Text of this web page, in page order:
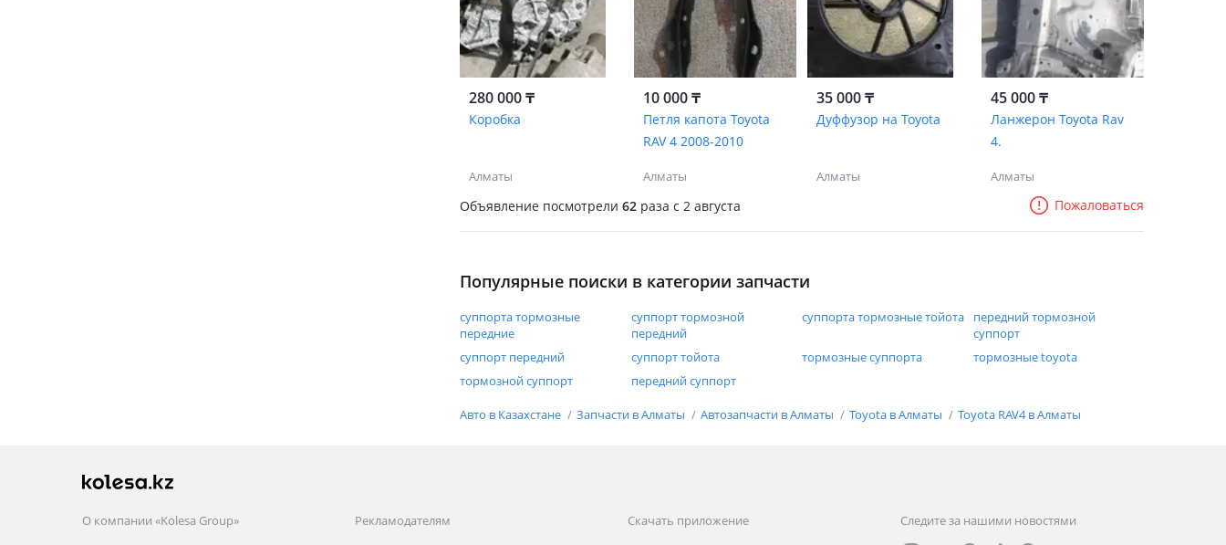
280 000 ₸
Коробка
Алматы
10 000 ₸
Петля капота Toyota
RAV 4 2008-2010
Алматы
35 000 ₸
Дуффузор на Toyota
Алматы
45 000 ₸
Ланжерон Toyota Rav
4.
Алматы
Объявление посмотрели 62 раза c 2 августа Пожаловаться
Популярные поиски в категории запчасти
суппорта тормозные
передние
суппорт тормозной
передний
суппорта тормозные тойота
передний тормозной
суппорт
суппорт передний
суппорт тойота тормозные суппорта
тормозные toyota
тормозной суппорт
передний суппорт
Авто в Казахстане Запчасти в Алматы Автозапчасти в Алматы Toyota в Алматы Toyota RAV4 в Алматы
О компании «Kolesa Group»
Рекламодателям
Скачать приложение
Следите за нашими новостями